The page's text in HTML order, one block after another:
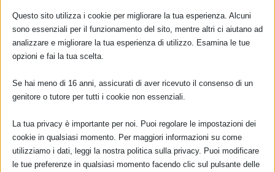
Questo sito utilizza i cookie per migliorare la tua esperienza. Alcuni
sono essenziali per il funzionamento del sito, mentre altri ci aiutano ad
analizzare e migliorare la tua esperienza di utilizzo. Esamina le tue
opzioni e fai la tua scelta.
Se hai meno di 16 anni, assicurati di aver ricevuto il consenso di un
genitore o tutore per tutti i cookie non essenziali.
La tua privacy è importante per noi. Puoi regolare le impostazioni dei
cookie in qualsiasi momento. Per maggiori informazioni su come
utilizziamo i dati, leggi la nostra politica sulla privacy. Puoi modificare
le tue preferenze in qualsiasi momento facendo clic sul pulsante delle